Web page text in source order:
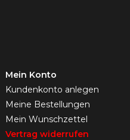
Mein Konto
Kundenkonto anlegen
Meine Bestellungen
Mein Wunschzettel
Vertrag widerrufen